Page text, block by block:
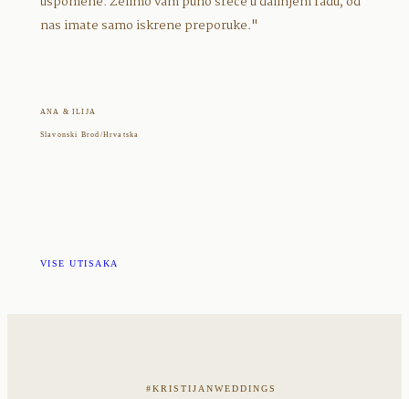
ANA & ILIJA
Slavonski Brod/Hrvatska
nas imate samo iskrene preporuke."
VISE UTISAKA
#KRISTIJANWEDDINGS